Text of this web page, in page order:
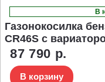
В
Газонокосилка
CR46S с
87 790 р.
В корзину